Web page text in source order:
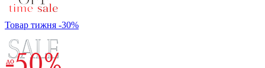
Товар тижня -30%